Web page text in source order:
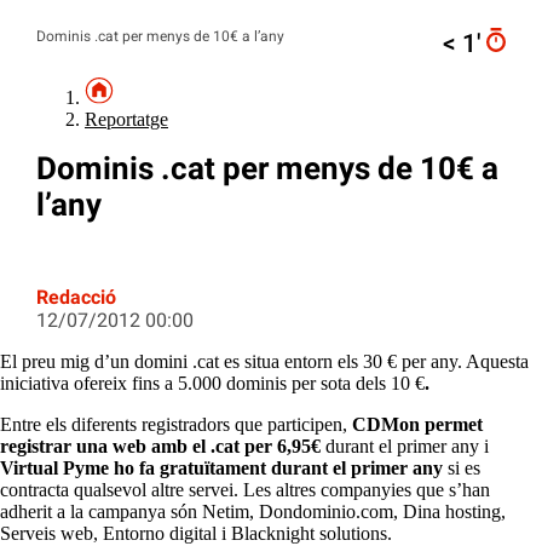
Dominis .cat per menys de 10€ a l’any < 1′
Reportatge
Dominis .cat per menys de 10€ a
l’any
Redacció
12/07/2012 00:00
El preu mig d’un domini .cat es situa entorn els 30 € per any. Aquesta
iniciativa ofereix fins a 5.000 dominis per sota dels 10 €.
Entre els diferents registradors que participen, CDMon permet
registrar una web amb el .cat per 6,95€ durant el primer any i
Virtual Pyme ho fa gratuïtament durant el primer any si es
contracta qualsevol altre servei. Les altres companyies que s’han
adherit a la campanya són Netim, Dondominio.com, Dina hosting,
Serveis web, Entorno digital i Blacknight solutions.